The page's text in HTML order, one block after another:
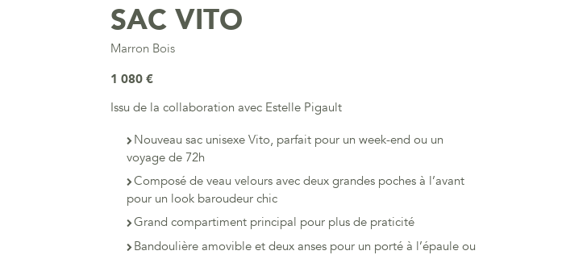
SAC VITO
Marron Bois
1 080 €
Issu de la collaboration avec Estelle Pigault
Nouveau sac unisexe Vito, parfait pour un week-end ou un
voyage de 72h
Composé de veau velours avec deux grandes poches à l’avant
pour un look baroudeur chic
Grand compartiment principal pour plus de praticité
Bandoulière amovible et deux anses pour un porté à l’épaule ou